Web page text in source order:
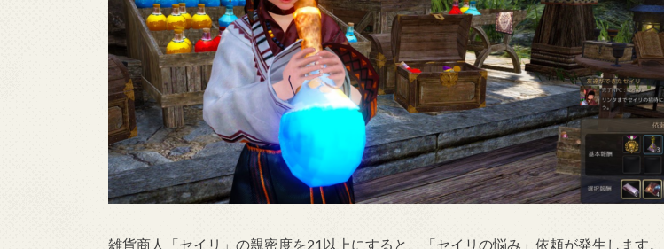
雑貨商人「セイリ」の親密度を21以上にすると、「セイリの悩み」依頼が発生します。